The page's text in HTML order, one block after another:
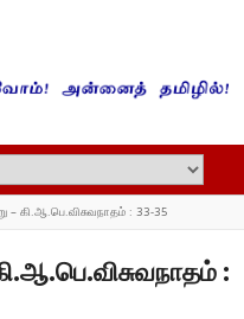
– கி.ஆ.பெ.விசுவநாதம் : 33-35
: